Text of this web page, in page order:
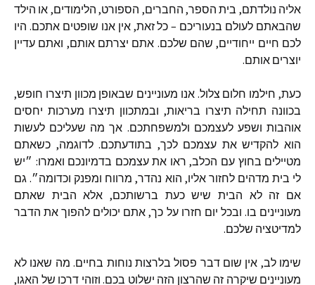
אליה נולדתם, בית הספר, החברים, הספורט, הלימודים, או הילד
שהבאתם לעולם בנעוריכם – כלזאת,אין אנו שופטים אתכם. היו
לכם חיים ייחודיים, שהם שלכם. אתם יצרתם אותם, ואתם עדיין
יוצרים אותם.
כעת, חילמו חלום צלול.אנו מעוניינים שבאופן מכוון תיצרו חופש,
בכוונה תחילה תיצרו בריאות, ובמתכוון תיצרו מערכות יחסים
אוהבות ושפע לעצמכם ולמשפחתכם. אך מה שעליכם לעשות
הוא להקדיש את עצמכם לכך, בתודעתכם.לדוגמה, כשאתם
מטיילים בחוץ עם הכלב, ראו את עצמכם בדמיונכם ואמרו: ״יש
לי בית מדהים לחזור אליו, הוא נהדר, מרווח ומפנק וכדומה״. גם
אם זה לא הבית שיש כעת ברשותכם, אלא הבית שאתם
מעוניינים בו. ובכל יום חזרו על כך, אתם יכולים להפוך את הדבר
למדיטציה שלכם.
שימו לב, אין שום דבר פסול בלרצות נוחות בחיים. מה שאנו לא
מעוניינים שיקרה זה שהרצון הזה ישלוט בכם. וזוהי דרכו של האגו,